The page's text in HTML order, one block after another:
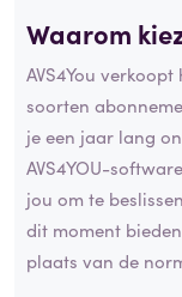
Waarom
AVS4You
soorten
je een jaar lang
AVS4YOU-
jou om te
dit moment
plaats van de